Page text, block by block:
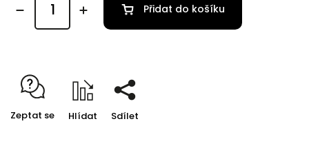
Přidat do košíku
Zeptat se Hlídat Sdílet